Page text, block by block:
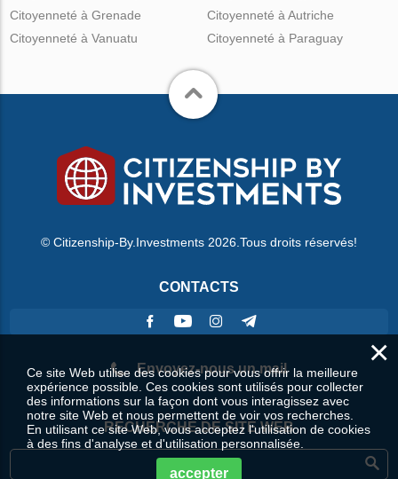
Citoyenneté à Grenade
Citoyenneté à Vanuatu
Citoyenneté à Autriche
Citoyenneté à Paraguay
© Citizenship-By.Investments 2026.Tous droits réservés!
CONTACTS
Envoyez-nous un mail
RECHERCHE DE SITE WEB
×
Ce site Web utilise des cookies pour vous offrir la meilleure
expérience possible. Ces cookies sont utilisés pour collecter
des informations sur la façon dont vous interagissez avec
notre site Web et nous permettent de voir vos recherches.
En utilisant ce site Web, vous acceptez l'utilisation de cookies
à des fins d'analyse et d'utilisation personnalisée.
accepter